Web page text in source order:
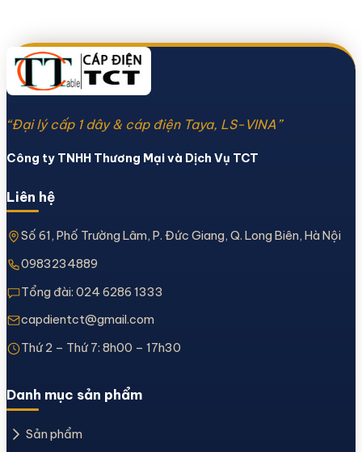
“Đại lý cấp 1 dây & cáp điện Taya, LS-VINA”
Công ty TNHH Thương Mại và Dịch Vụ TCT
Liên hệ
Số 61, Phố Trường Lâm, P. Đức Giang, Q. Long Biên, Hà Nội
0983234889
Tổng đài: 024 6286 1333
capdientct@gmail.com
Thứ 2 – Thứ 7: 8h00 – 17h30
Danh mục sản phẩm
Sản phẩm